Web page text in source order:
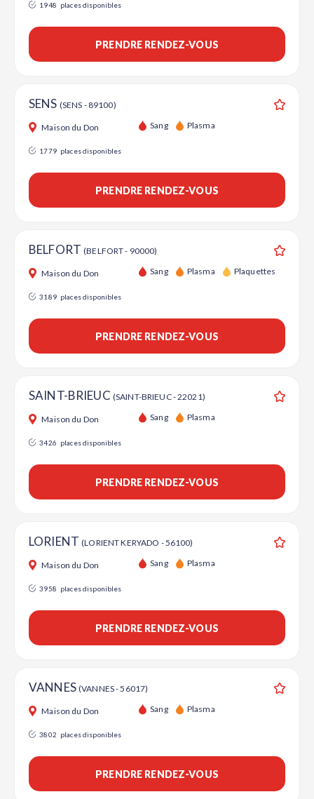
1948 places disponibles
PRENDRE RENDEZ-VOUS
SENS (SENS - 89100)
Maison du Don Sang Plasma
1779 places disponibles
PRENDRE RENDEZ-VOUS
BELFORT(BELFORT - 90000)
Maison du Don Sang Plasma Plaquettes
3189 places disponibles
PRENDRE RENDEZ-VOUS
SAINT-BRIEUC (SAINT-BRIEUC - 22021)
Maison du Don Sang Plasma
3426 places disponibles
PRENDRE RENDEZ-VOUS
LORIENT(LORIENT KERYADO - 56100)
Maison du Don Sang Plasma
3958 places disponibles
PRENDRE RENDEZ-VOUS
VANNES (VANNES - 56017)
Maison du Don Sang Plasma
3802 places disponibles
PRENDRE RENDEZ-VOUS